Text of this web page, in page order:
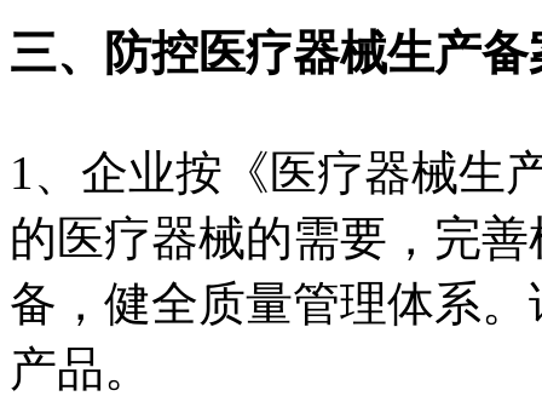
三、防控医疗器械生产
1、企业按《医疗器械生
的医疗器械的需要，完
备，健全质量管理体系
产品。